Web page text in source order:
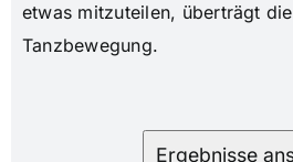
etwas mitzuteilen, überträgt die
Tanzbewegung.